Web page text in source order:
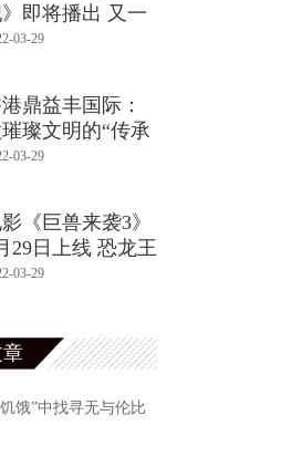
即将播出 又一
甜剧
03-29
鼎益丰国际：
璨文明的“传承
03-29
《巨兽来袭3》
29日上线 恐龙王
03-29